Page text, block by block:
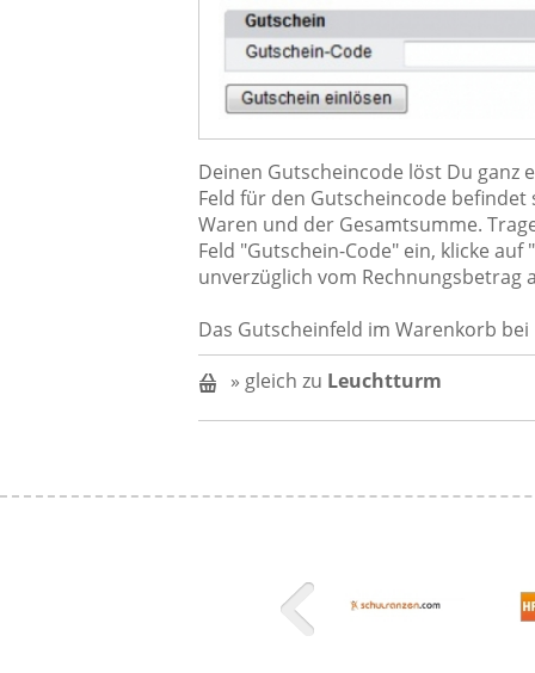
Deinen Gutscheincode löst Du ganz
Feld für den Gutscheincode
Waren und der Gesamtsumme.
Feld "Gutschein-Code" ein, klicke
unverzüglich vom Rechnungsbetrag
Das Gutscheinfeld im Warenkorb
» gleich zu Leuchtturm